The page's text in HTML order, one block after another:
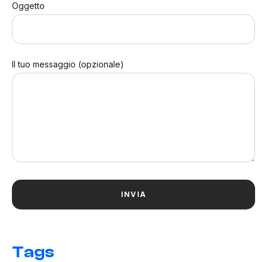
Oggetto
Il tuo messaggio (opzionale)
Tags